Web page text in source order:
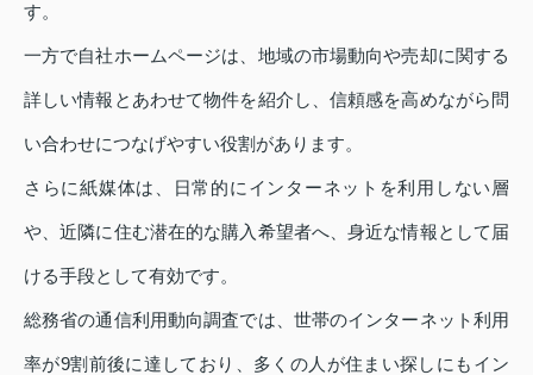
す。
一方で自社ホームページは、地域の市場動向や売却に関する
詳しい情報とあわせて物件を紹介し、信頼感を高めながら問
い合わせにつなげやすい役割があります。
さらに紙媒体は、日常的にインターネットを利用しない層
や、近隣に住む潜在的な購入希望者へ、身近な情報として届
ける手段として有効です。
総務省の通信利用動向調査では、世帯のインターネット利用
率が9割前後に達しており、多くの人が住まい探しにもイン